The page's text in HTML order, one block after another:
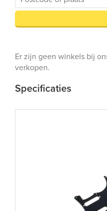
Er zijn geen winkels bij
verkopen.
Specificaties